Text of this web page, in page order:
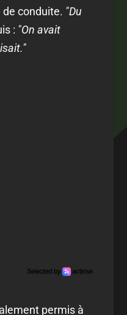
de conduite. "Du
: "On avait
permis à